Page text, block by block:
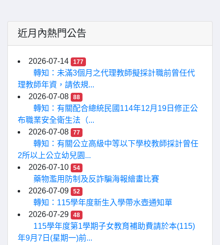
近月內熱門公告
2026-07-14 177
轉知：未滿3個月之代理教師擬採計職前曾任代
理教師年資，請依規...
2026-07-08
88
轉知：有關配合總統民國114年12月19日修正公
布職業安全衛生法（...
2026-07-08
77
轉知：有關公立高級中等以下學校教師採計曾任
2所以上公立幼兒園...
2026-07-10
54
藥物濫用防制及反詐騙海報繪畫比賽
2026-07-09
52
轉知：115學年度新生入學帶水壺通知單
2026-07-29
48
115學年度第1學期子女教育補助費請於本(115)
年9月7日(星期一)前...